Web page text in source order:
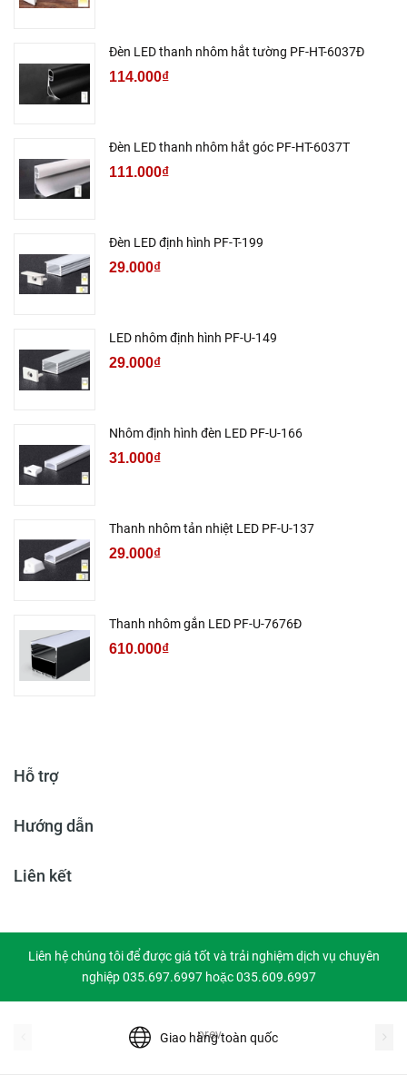
Đèn LED thanh nhôm hắt tường PF-HT-6037Đ
114.000₫
Đèn LED thanh nhôm hắt góc PF-HT-6037T
111.000₫
Đèn LED định hình PF-T-199
29.000₫
LED nhôm định hình PF-U-149
29.000₫
Nhôm định hình đèn LED PF-U-166
31.000₫
Thanh nhôm tản nhiệt LED PF-U-137
29.000₫
Thanh nhôm gắn LED PF-U-7676Đ
610.000₫
Hỗ trợ
Hướng dẫn
Liên kết
Liên hệ chúng tôi để được giá tốt và trải nghiệm dịch vụ chuyên
nghiệp 035.697.6997 hoặc 035.609.6997
Giao hàng toàn quốc
prev